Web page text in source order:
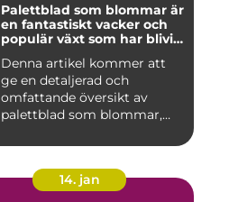
Palettblad som blommar är
en fantastiskt vacker och
populär växt som har blivit
trädgårdsentusiaster runt
om i världen
Denna artikel kommer att
ge en detaljerad och
omfattande översikt av
palettblad som blommar,
14. jan